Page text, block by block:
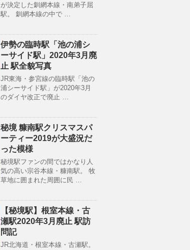
が決定した釧網本線・南弟子屈
駅。 釧網本線の中で …
伊勢の臨時駅「池の浦シ
ーサイド駅」2020年3月廃
止 駅全貌写真
JR東海・参宮線の臨時駅「池の
浦シーサイド駅」が2020年3月
のダイヤ改正で廃止 …
秘境 糠南駅クリスマスパ
ーティー2019が大盛況だ
った模様
秘境駅ファンの間ではかなり人
気の高い宗谷本線・糠南駅。 牧
草地に囲まれた周囲に民 …
【秘境駅】根室本線・古
瀬駅2020年3月廃止 駅訪
問記
JR北海道・根室本線・古瀬駅。